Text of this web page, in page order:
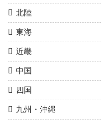
北陸
東海
近畿
中国
四国
九州・沖縄